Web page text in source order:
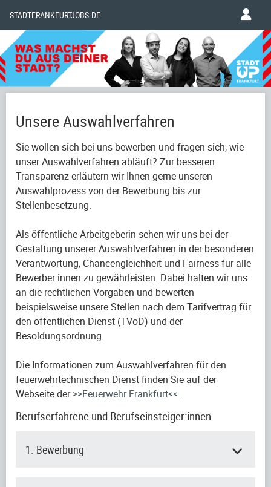
STADTFRANKFURTJOBS.DE
Unsere Auswahlverfahren
Sie wollen sich bei uns bewerben und fragen sich, wie
unser Auswahlverfahren abläuft? Zur besseren
Transparenz erläutern wir Ihnen gerne unseren
Auswahlprozess von der Bewerbung bis zur
Stellenbesetzung.
Als öffentliche Arbeitgeberin sehen wir uns bei der
Gestaltung unserer Auswahlverfahren in der besonderen
Verantwortung, Chancengleichheit und Fairness für alle
Bewerber:innen zu gewährleisten. Dabei halten wir uns
an die rechtlichen Vorgaben und bewerten
beispielsweise unsere Stellen nach dem Tarifvertrag für
den öffentlichen Dienst (TVöD) und der
Besoldungsordnung.
Die Informationen zum Auswahlverfahren für den
feuerwehrtechnischen Dienst finden Sie auf der
Webseite der>>Feuerwehr Frankfurt<< .
Berufserfahrene und Berufseinsteiger:innen
1. Bewerbung